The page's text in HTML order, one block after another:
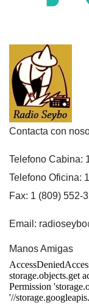
Contacta con
Telefono Cabina:
Telefono Oficina:
Fax: 1 (809) 552-
Email:
Manos Amigas